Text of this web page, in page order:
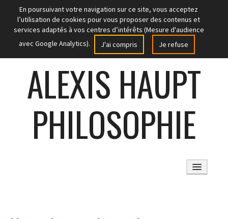
En poursuivant votre navigation sur ce site, vous acceptez
l’utilisation de cookies pour vous proposer des contenus et
services adaptés à vos centres d’intérêts (Mesure d'audience
avec Google Analytics).
J'ai compris Je refuse
ALEXIS HAUPT
PHILOSOPHIE